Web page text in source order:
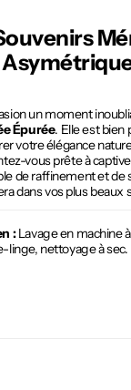
un moment
Épurée. Elle est bien
votre élégance
vous prête à
de raffinement et de
dans vos plus beaux
:Lavage en machine
linge, nettoyage à sec.